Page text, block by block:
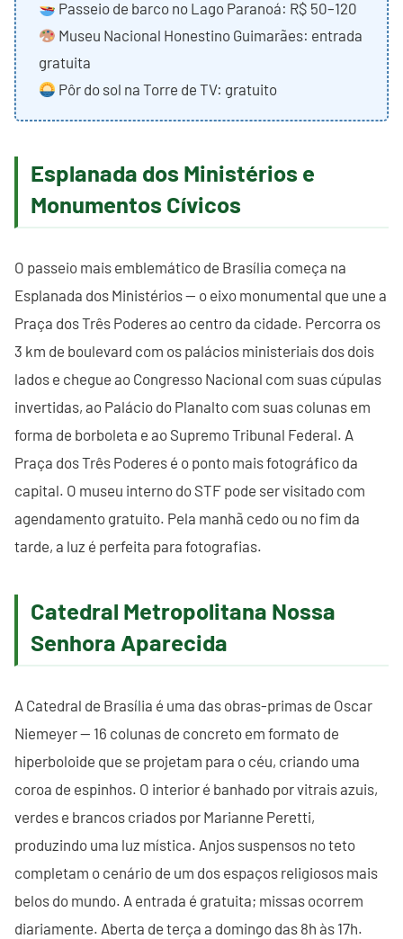
Passeio de barco no Lago Paranoá: R$ 50–120
Museu Nacional Honestino Guimarães: entrada
gratuita
Pôr do sol na Torre de TV: gratuito
Esplanada dos Ministérios e
Monumentos Cívicos
O passeio mais emblemático de Brasília começa na
Esplanada dos Ministérios — o eixo monumental que une a
Praça dos Três Poderes ao centro da cidade. Percorra os
3 km de boulevard com os palácios ministeriais dos dois
lados e chegue ao Congresso Nacional com suas cúpulas
invertidas, ao Palácio do Planalto com suas colunas em
forma de borboleta e ao Supremo Tribunal Federal. A
Praça dos Três Poderes é o ponto mais fotográfico da
capital. O museu interno do STF pode ser visitado com
agendamento gratuito. Pela manhã cedo ou no fim da
tarde, a luz é perfeita para fotografias.
Catedral Metropolitana Nossa
Senhora Aparecida
A Catedral de Brasília é uma das obras-primas de Oscar
Niemeyer — 16 colunas de concreto em formato de
hiperboloide que se projetam para o céu, criando uma
coroa de espinhos. O interior é banhado por vitrais azuis,
verdes e brancos criados por Marianne Peretti,
produzindo uma luz mística. Anjos suspensos no teto
completam o cenário de um dos espaços religiosos mais
belos do mundo. A entrada é gratuita; missas ocorrem
diariamente. Aberta de terça a domingo das 8h às 17h.